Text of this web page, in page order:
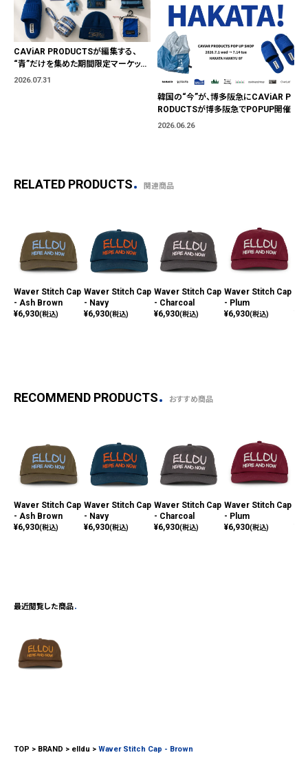
CAViAR PRODUCTSが編集する、
“青”だけを集めた期間限定マーケット
「BLUE MARKET」が横浜に。ブランド
2026.07.31
韓国の“今”が、博多阪急にCAViAR P
RODUCTSが博多阪急でPOPUP開催
2026.06.26
RELATED PRODUCTS 関連商品
Waver Stitch Cap
- Ash Brown
¥6,930(税込)
Waver Stitch Cap
- Navy
¥6,930(税込)
Waver Stitch Cap
- Charcoal
¥6,930(税込)
Waver Stitch Cap
- Plum
¥6,930(税込)
RECOMMEND PRODUCTS おすすめ商品
Waver Stitch Cap
- Ash Brown
¥6,930(税込)
Waver Stitch Cap
- Navy
¥6,930(税込)
Waver Stitch Cap
- Charcoal
¥6,930(税込)
Waver Stitch Cap
- Plum
¥6,930(税込)
最近閲覧した商品
TOP BRAND elldu Waver Stitch Cap - Brown